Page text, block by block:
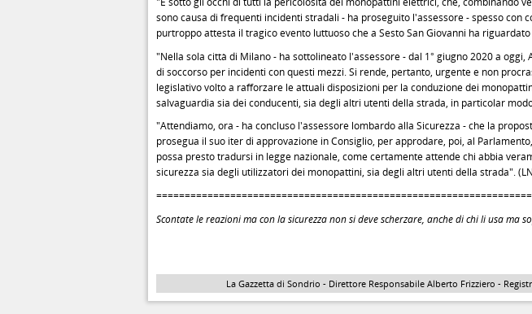
sono causa di frequenti incidenti stradali - ha proseguito l'assessore - spesso con
purtroppo attesta il tragico evento luttuoso che a Sesto San Giovanni ha
"Nella sola città di Milano - ha sottolineato l'assessore - dal 1° giugno 2020 a oggi,
di soccorso per incidenti con questi mezzi. Si rende, pertanto, urgente e non
legislativo volto a rafforzare le attuali disposizioni per la conduzione dei
salvaguardia sia dei conducenti, sia degli altri utenti della strada, in particolar
"Attendiamo, ora - ha concluso l'assessore lombardo alla Sicurezza - che la
prosegua il suo iter di approvazione in Consiglio, per approdare, poi, al
possa presto tradursi in legge nazionale, come certamente attende chi abbia
sicurezza sia degli utilizzatori dei monopattini, sia degli altri utenti della strada".
Scontate le reazioni ma con la sicurezza non si deve scherzare, anche di chi li usa ma
La Gazzetta di Sondrio - Direttore Responsabile Alberto Frizziero -